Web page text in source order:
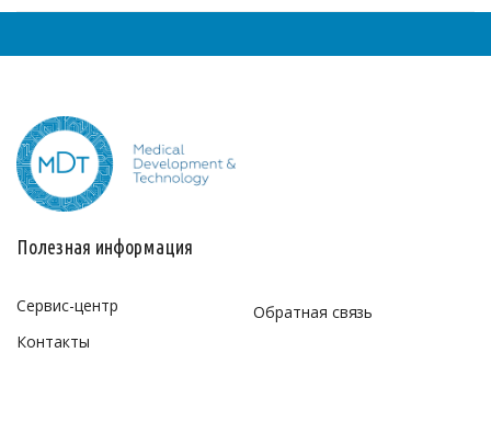
Полезная информация
Сервис-центр
Контакты
Обратная связь